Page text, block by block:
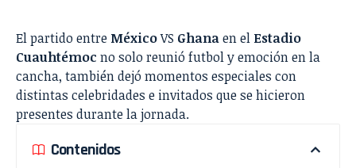
El partido entre MéxicoVS Ghanaen el Estadio
Cuauhtémoc no solo reunió futbol y emoción en la
cancha, también dejó momentos especiales con
distintas celebridades e invitados que se hicieron
presentes durante la jornada.
Contenidos